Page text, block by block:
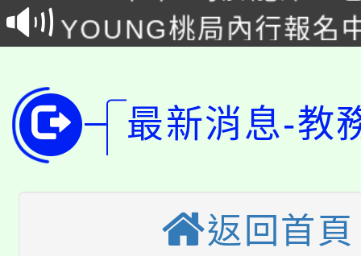
徵才活動。
YOUNG桃局內行報名
8月14至27日，桃園電
開!
115年桃園市運動會8/
田徑場及游泳池舉行。
桃園市低收入戶享有免
半價優惠，詳情可洽有
份教師增能研習
大溪自造教育及科技
最新消息-教
返回首頁